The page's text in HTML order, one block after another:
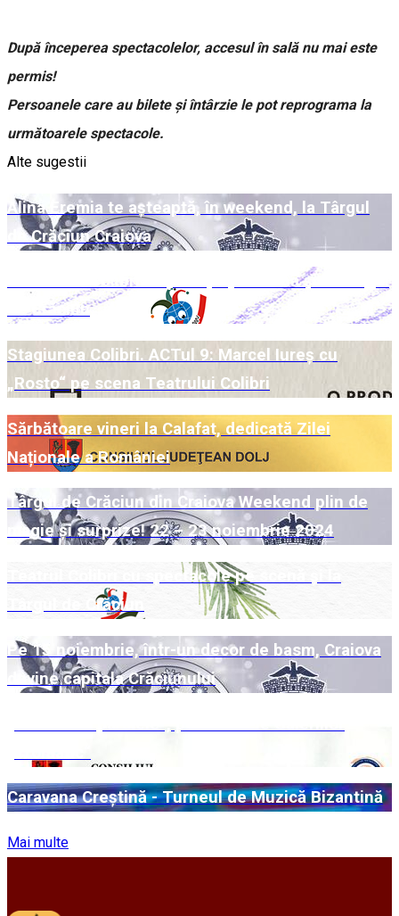
După începerea spectacolelor, accesul în sală nu mai este
permis!
Persoanele care au bilete și întârzie le pot reprograma la
următoarele spectacole.
Alte sugestii
Alina Eremia te așteaptă, în weekend, la Târgul
de Crăciun Craiova
Week-end Colibri cu povești pe scenă și la Târgul
de Crăciun
Stagiunea Colibri. ACTul 9: Marcel Iureș cu
„Rosto“ pe scena Teatrului Colibri
Sărbătoare vineri la Calafat, dedicată Zilei
Naționale a României
Târgul de Crăciun din Craiova Weekend plin de
magie și surprize! 22 – 23 noiembrie 2024
Teatrul Colibri cu spectacole pe scenă și la
Târgul de Crăciun
Pe 15 noiembrie, într-un decor de basm, Craiova
devine capitala Crăciunului
Caravana Creștină - Turneul de Muzică Bizantină
Mai multe